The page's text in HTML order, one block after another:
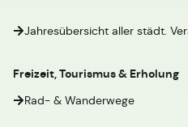
Jahresübersicht aller städt.
Freizeit, Tourismus & Erholung
Rad- & Wanderwege